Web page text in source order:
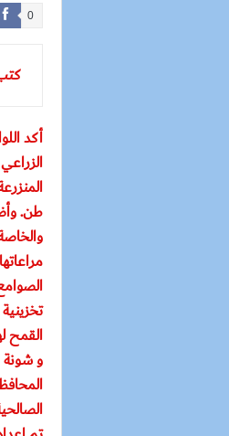
0
أكد
طن.